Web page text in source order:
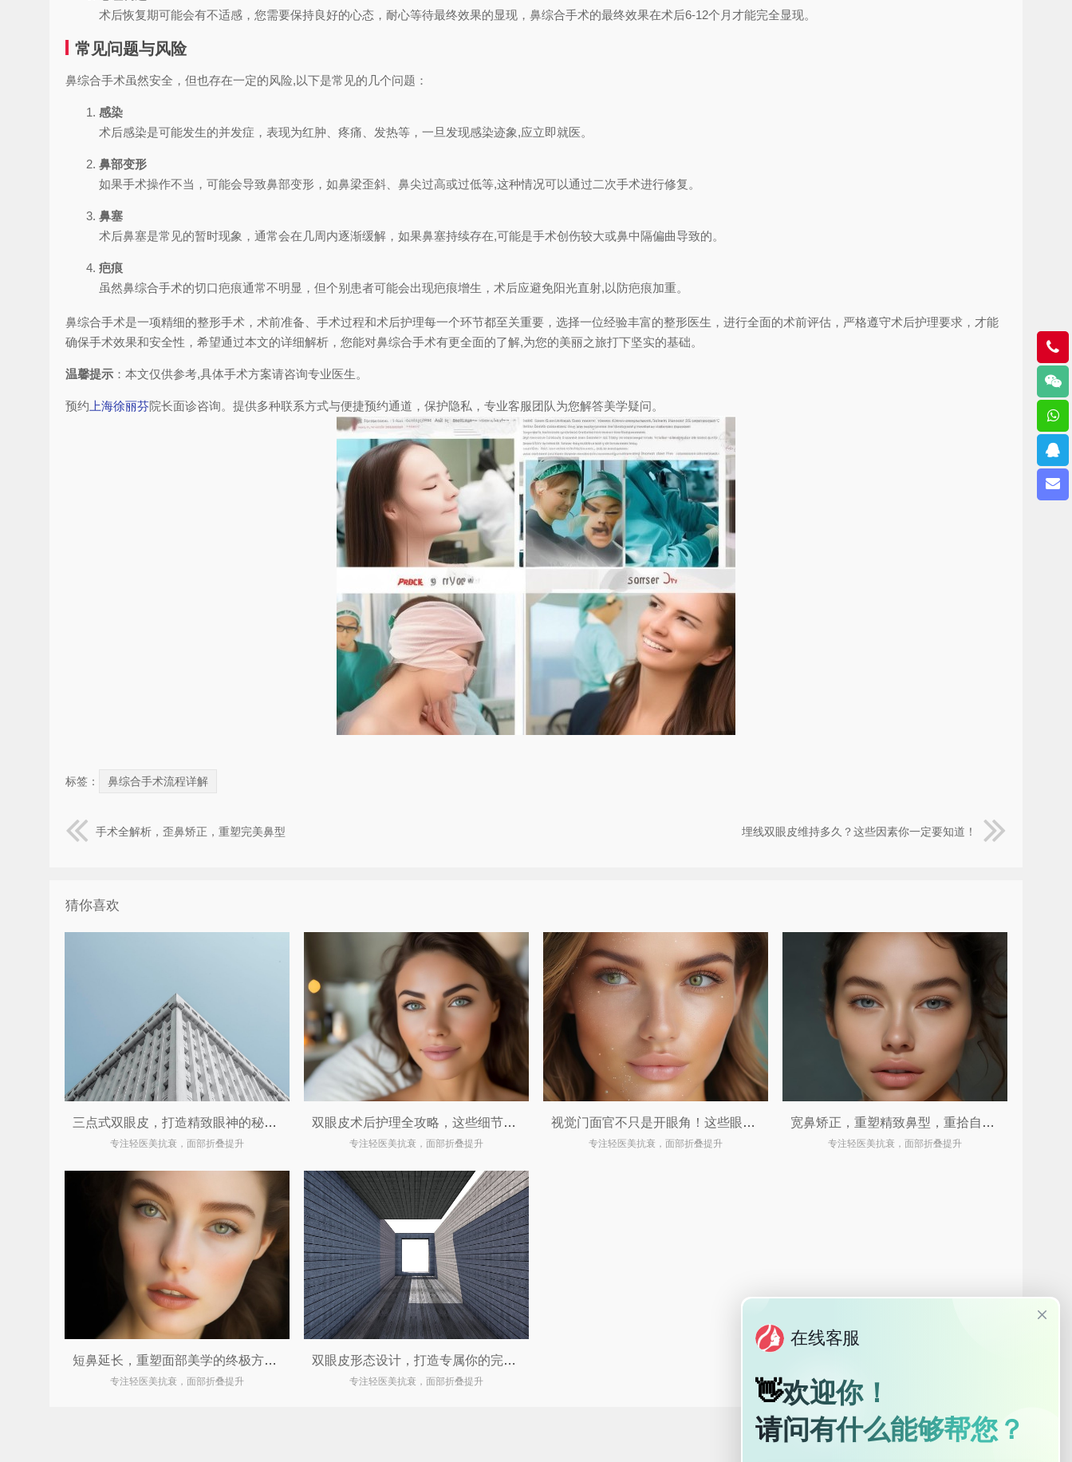
术后恢复期可能会有不适感，您需要保持良好的心态，耐心等待最终效果的显现，鼻综合手术的最终效果在术后6-12个月才能完全显现。
常见问题与风险
鼻综合手术虽然安全，但也存在一定的风险,以下是常见的几个问题：
感染
术后感染是可能发生的并发症，表现为红肿、疼痛、发热等，一旦发现感染迹象,应立即就医。
鼻部变形
如果手术操作不当，可能会导致鼻部变形，如鼻梁歪斜、鼻尖过高或过低等,这种情况可以通过二次手术进行修复。
鼻塞
术后鼻塞是常见的暂时现象，通常会在几周内逐渐缓解，如果鼻塞持续存在,可能是手术创伤较大或鼻中隔偏曲导致的。
疤痕
虽然鼻综合手术的切口疤痕通常不明显，但个别患者可能会出现疤痕增生，术后应避免阳光直射,以防疤痕加重。
鼻综合手术是一项精细的整形手术，术前准备、手术过程和术后护理每一个环节都至关重要，选择一位经验丰富的整形医生，进行全面的术前评估，严格遵守术后护理要求，才能
确保手术效果和安全性，希望通过本文的详细解析，您能对鼻综合手术有更全面的了解,为您的美丽之旅打下坚实的基础。
温馨提示 ：本文仅供参考,具体手术方案请咨询专业医生。
预约 上海徐丽芬院长面诊咨询。提供多种联系方式与便捷预约通道，保护隐私，专业客服团队为您解答美学疑问。
标签： 鼻综合手术流程详解
手术全解析，歪鼻矫正，重塑完美鼻型 埋线双眼皮维持多久？这些因素你一定要知道！
猜你喜欢
三点式双眼皮，打造精致眼神的秘密武器
专注轻医美抗衰，面部折叠提升
双眼皮术后护理全攻略，这些细节你一定要知道！
专注轻医美抗衰，面部折叠提升
视觉门面官不只是开眼角！这些眼整形手术让你由内而外散发光彩 ✨
专注轻医美抗衰，面部折叠提升
宽鼻矫正，重塑精致鼻型，重拾自信魅力
专注轻医美抗衰，面部折叠提升
短鼻延长，重塑面部美学的终极方案！
专注轻医美抗衰，面部折叠提升
双眼皮形态设计，打造专属你的完美眼眸
专注轻医美抗衰，面部折叠提升